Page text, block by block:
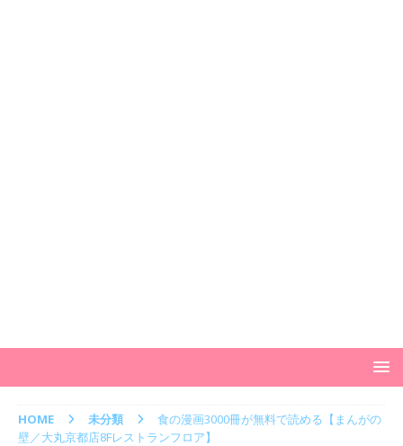
HOME 未分類
食の漫画3000冊が無料で読める【まんがの
壁／大丸京都店8Fレストランフロア】